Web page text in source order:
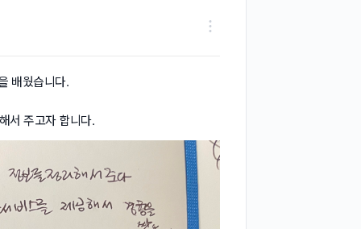
배웠습니다.
서 주고자 합니다.